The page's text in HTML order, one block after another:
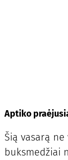
Aptiko
Šią vasarą
buksmedžiai